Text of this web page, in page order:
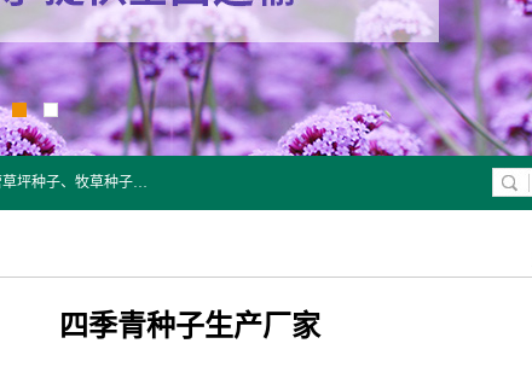
江苏野春种业有限公司是一家种子批发企业，位于沭阳县刘集镇南岗庄村杨东组159号，主要经营草坪种子、牧草种子、花草种子、复绿草种、绿化草籽、护坡草籽、绿肥种子、灌木种子、黑麦草种子、高羊茅种子、早熟禾种子、狗牙根种子、剪股颖种子等。
四季青种子生产厂家